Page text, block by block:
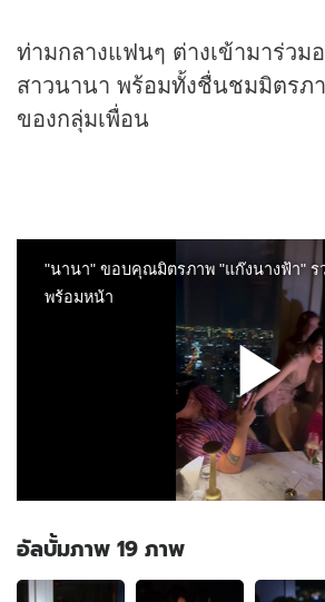
ท่ามกลางแฟนๆ ต่างเข้ามาร่วม
สาวนานา พร้อมทั้งชื่นชมมิตรภ
ของกลุ่มเพื่อน
อัลบั้มภาพ 19 ภาพ
อัลบั้ม